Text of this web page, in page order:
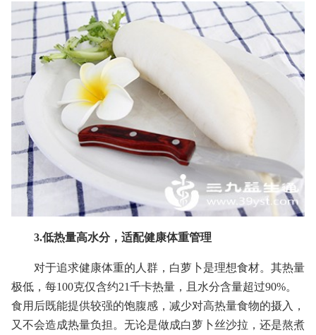
3.低热量高水分，适配健康体重管理
对于追求健康体重的人群，白萝卜是理想食材。其热量
极低，每100克仅含约21千卡热量，且水分含量超过90%。
食用后既能提供较强的饱腹感，减少对高热量食物的摄入，
又不会造成热量负担。无论是做成白萝卜丝沙拉，还是熬煮